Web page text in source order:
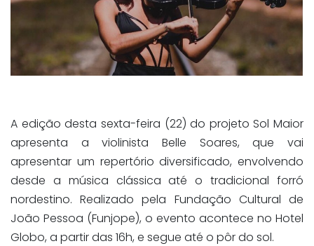
A edição desta sexta-feira (22) do projeto Sol Maior
apresenta a violinista Belle Soares, que vai
apresentar um repertório diversificado, envolvendo
desde a música clássica até o tradicional forró
nordestino. Realizado pela Fundação Cultural de
João Pessoa (Funjope), o evento acontece no Hotel
Globo, a partir das 16h, e segue até o pôr do sol.